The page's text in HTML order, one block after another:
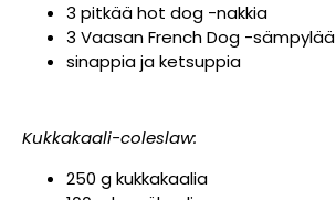
3 pitkää hot dog -nakkia
3 Vaasan French Dog -sämpylää
sinappia ja ketsuppia
Kukkakaali-coleslaw:
250 g kukkakaalia